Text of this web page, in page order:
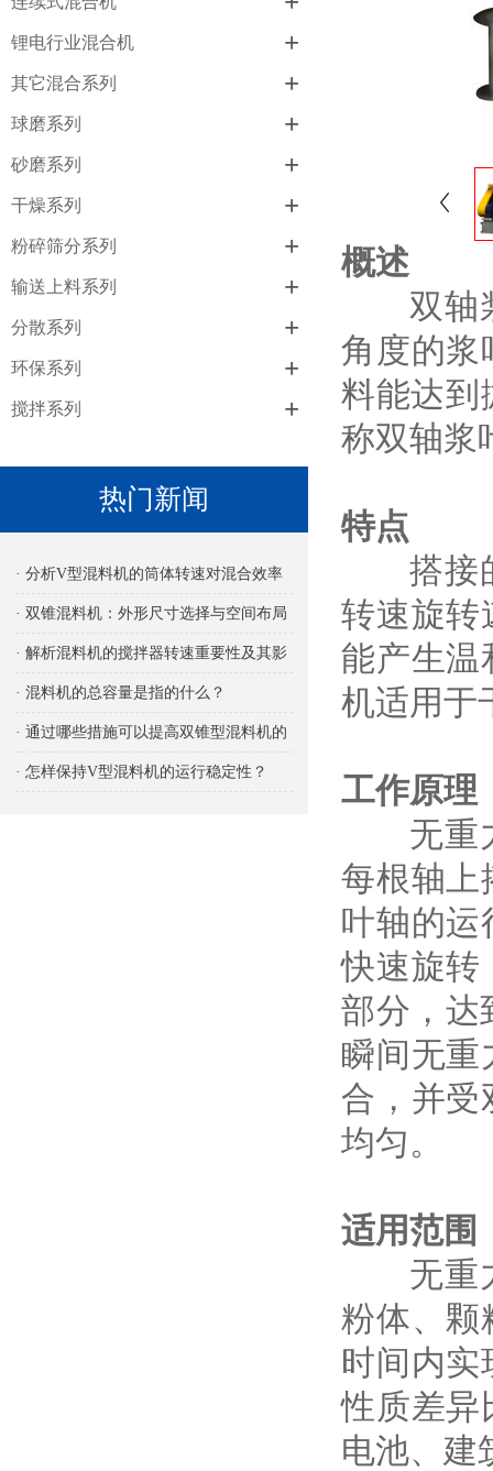
锂电行业混合机 +
其它混合系列 +
球磨系列 +
砂磨系列 +
干燥系列 +
粉碎筛分系列 +
输送上料系列 +
分散系列 +
环保系列 +
搅拌系列 +
热门新闻
· 分析V型混料机的筒体转速对混合效率
的影响
· 双锥混料机：外形尺寸选择与空间布局
考量
· 解析混料机的搅拌器转速重要性及其影
响
· 混料机的总容量是指的什么？
· 通过哪些措施可以提高双锥型混料机的
生产能力
· 怎样保持V型混料机的运行稳定性？
概述
双轴浆
角度的浆
料能达到
称双轴浆
特点
搭接的
转速旋转
能产生温
机适用于
工作原理
无重力
每根轴上
叶轴的运
快速旋转
部分，达
瞬间无重
合，并受
均匀。
适用范围
无重力
粉体、颗
时间内
性质差异
电池、建